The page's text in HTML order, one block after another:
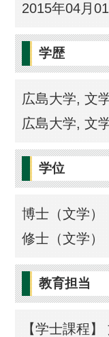
2015年04月
学歴
広島大学, 文
広島大学, 文
学位
博士（文学
修士（文学
教育担当
【学士課程